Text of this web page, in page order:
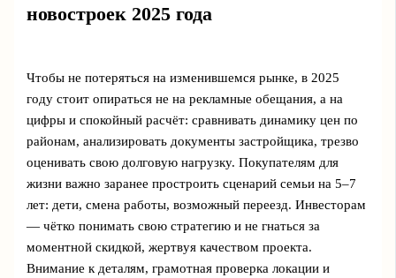
новостроек 2025 года
Чтобы не потеряться на изменившемся рынке, в 2025
году стоит опираться не на рекламные обещания, а на
цифры и спокойный расчёт: сравнивать динамику цен по
районам, анализировать документы застройщика, трезво
оценивать свою долговую нагрузку. Покупателям для
жизни важно заранее простроить сценарий семьи на 5–7
лет: дети, смена работы, возможный переезд. Инвесторам
— чётко понимать свою стратегию и не гнаться за
моментной скидкой, жертвуя качеством проекта.
Внимание к деталям, грамотная проверка локации и